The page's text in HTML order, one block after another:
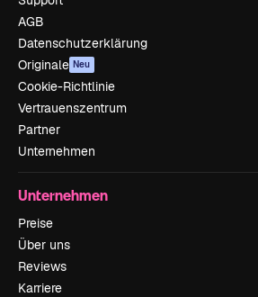
AGB
Datenschutzerklärung
Originale Neu
Cookie-Richtlinie
Vertrauenszentrum
Partner
Unternehmen
Unternehmen
Preise
Über uns
Reviews
Karriere